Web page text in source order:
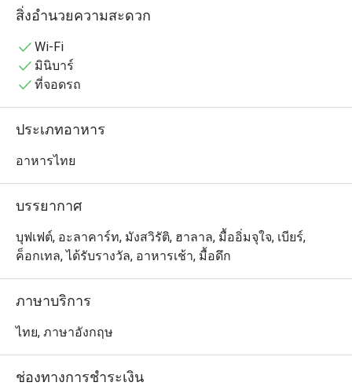
ให้บริการแก่ผู้เข้าพักของโรงแรม พร้อมตัวเลือกอาหารมื้อ
สะดวกสบาย หลังจากการช้อปปิ้งหรือท่องเที่ยวในย่านประตู
สิ่งอำนวยความสะดวก
Wi-Fi
มินิบาร์
ที่จอดรถ
ประเภทอาหาร
อาหารไทย
บรรยากาศ
บุฟเฟต์, อะลาคาร์ท, มังสวิรัติ, ฮาลาล, มื้ออิ่มจุใจ, เบียร์,
ค็อกเทล, ได้รับรางวัล, อาหารเช้า, มื้อดึก
ภาษาบริการ
ไทย, ภาษาอังกฤษ
ช่องทางการชำระเงิน